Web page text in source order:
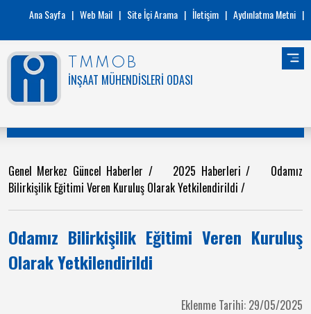
Ana Sayfa | Web Mail | Site İçi Arama | İletişim | Aydınlatma Metni |
TMMOB
İNŞAAT MÜHENDİSLERİ ODASI
Genel Merkez Güncel Haberler / 2025 Haberleri/ Odamız
Bilirkişilik Eğitimi Veren Kuruluş Olarak Yetkilendirildi /
Odamız Bilirkişilik Eğitimi Veren Kuruluş
Olarak Yetkilendirildi
Eklenme Tarihi: 29/05/2025